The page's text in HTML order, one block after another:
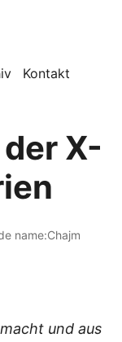
Kontakt
X-
name:Chajm
und aus